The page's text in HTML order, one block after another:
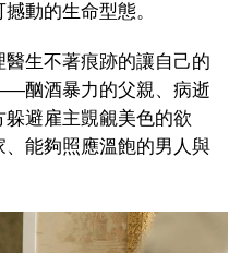
動的生命型態。
生不著痕跡的讓自己的
酗酒暴力的父親、病逝
避雇主覬覦美色的欲
能夠照應溫飽的男人與